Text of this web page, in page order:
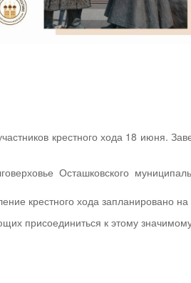
крестного хода 18 июня.
Осташковского
крестного хода запланировано
присоединиться к этому